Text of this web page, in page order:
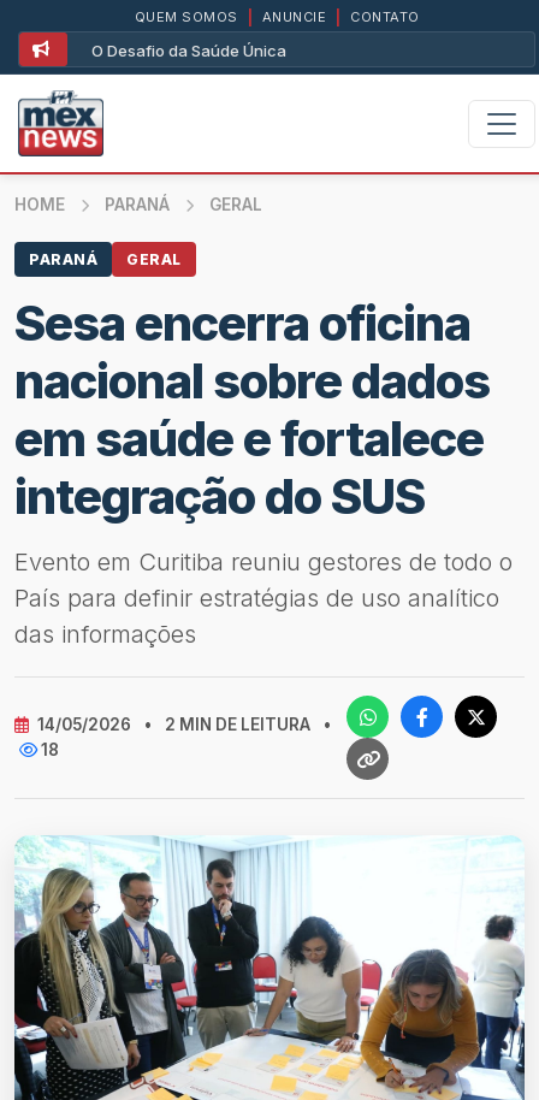
O Desafio da Saúde Única
QUEM SOMOS ANUNCIE CONTATO
HOME PARANÁ GERAL
PARANÁ GERAL
Sesa encerra oficina
nacional sobre dados
em saúde e fortalece
integração do SUS
Evento em Curitiba reuniu gestores de todo o
País para definir estratégias de uso analítico
das informações
14/05/2026 • 2 MIN DE LEITURA
•
18